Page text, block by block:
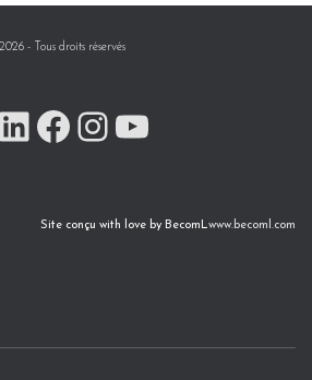
- Tous droits réservés
Site conçu with love by BecomLwww.becoml.com